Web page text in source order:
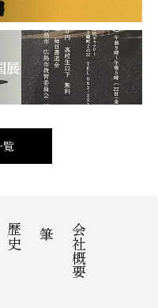
展
覧
会社概要
筆
歴史